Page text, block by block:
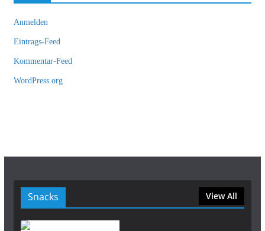
Anmelden
Eintrags-Feed
Kommentar-Feed
WordPress.org
Snacks View All